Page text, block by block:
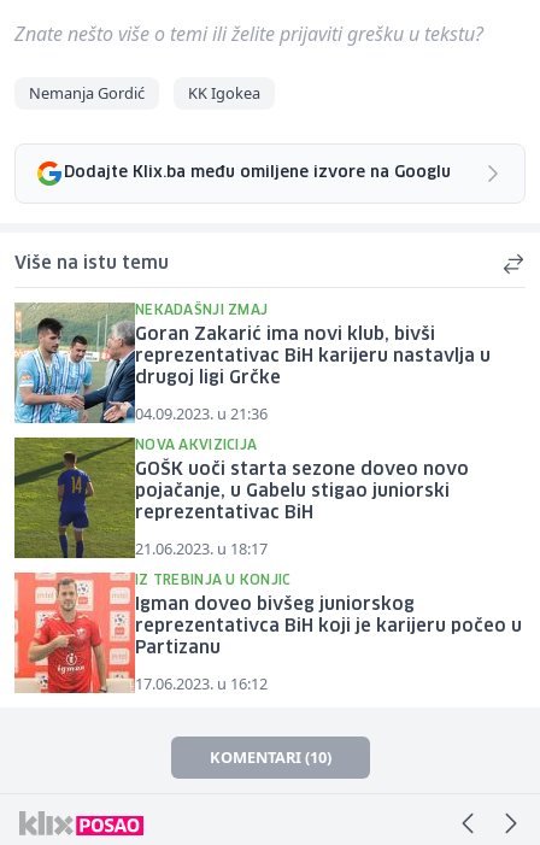
Znate nešto više o temi ili želite prijaviti grešku u tekstu?
Nemanja Gordić KK Igokea
Dodajte Klix.ba među omiljene izvore na Googlu
Više na istu temu
NEKADAŠNJI ZMAJ
Goran Zakarić ima novi klub, bivši
reprezentativac BiH karijeru nastavlja u
drugoj ligi Grčke
04.09.2023. u 21:36
NOVA AKVIZICIJA
GOŠK uoči starta sezone doveo novo
pojačanje, u Gabelu stigao juniorski
reprezentativac BiH
21.06.2023. u 18:17
IZ TREBINJA U KONJIC
Igman doveo bivšeg juniorskog
reprezentativca BiH koji je karijeru počeo u
Partizanu
17.06.2023. u 16:12
KOMENTARI (10)